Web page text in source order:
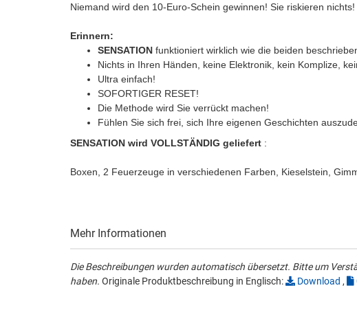
Niemand wird den 10-Euro-Schein gewinnen! Sie riskieren
Erinnern:
SENSATION funktioniert wirklich wie die beiden
Nichts in Ihren Händen, keine Elektronik, kein Komplize,
Ultra einfach!
SOFORTIGER RESET!
Die Methode wird Sie verrückt machen!
Fühlen Sie sich frei, sich Ihre eigenen Geschichten
SENSATION wird VOLLSTÄNDIG geliefert :
Boxen, 2 Feuerzeuge in verschiedenen Farben, Kieselstein,
Mehr Informationen
Die Beschreibungen wurden automatisch übersetzt. Bitte um
haben. Originale Produktbeschreibung in Englisch: Download ,